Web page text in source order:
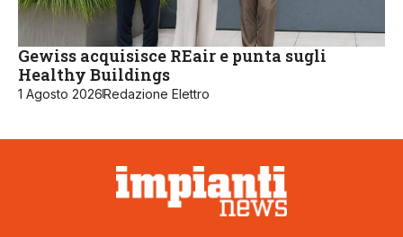
Gewiss acquisisce REair e punta sugli
Healthy Buildings
1 Agosto 2026Redazione Elettro